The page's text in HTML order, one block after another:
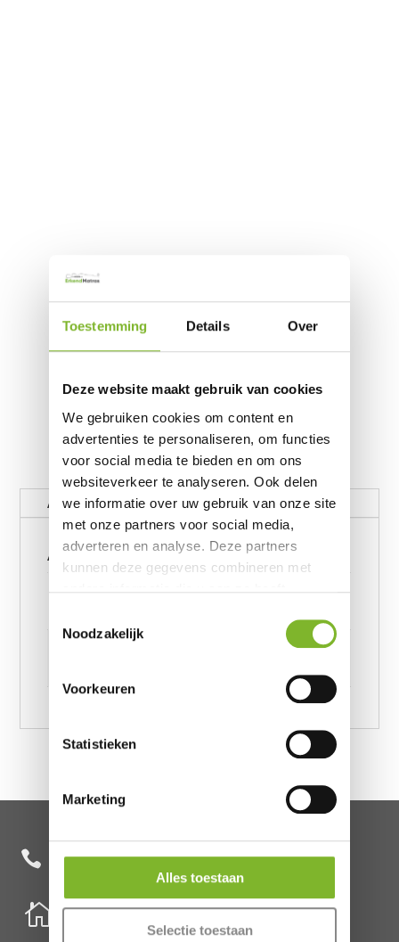
Toestemming Details Over
Deze website maakt gebruik van cookies
We gebruiken cookies om content en
advertenties te personaliseren, om functies
voor social media te bieden en om ons
websiteverkeer te analyseren. Ook delen
we informatie over uw gebruik van onze site
met onze partners voor social media,
adverteren en analyse. Deze partners
kunnen deze gegevens combineren met
basis van uw gebruik van hun services.
Noodzakelijk
Voorkeuren
Statistieken
Marketing
Alles toestaan
Selectie toestaan
Aanvullende informatie
Aanvullende informatie
 +31 85 482 0020

Nederland
Schenkkade 50k